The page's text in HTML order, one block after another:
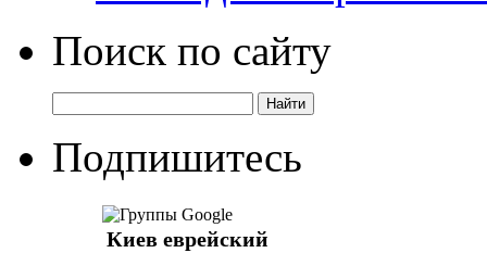
Поиск по сайту
Подпишитесь
Киев еврейский